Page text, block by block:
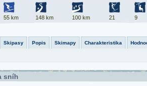
55 km 148 km 100 km 21 9
Skipasy Popis Skimapy Charakteristika
sníh